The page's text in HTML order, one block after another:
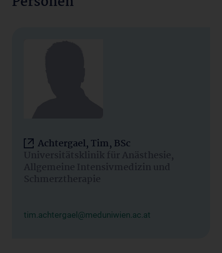
Achtergael, Tim, BSc
Universitätsklinik für Anästhesie,
Allgemeine Intensivmedizin und
Schmerztherapie
tim.achtergael@meduniwien.ac.at